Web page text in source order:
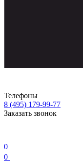
Телефоны
8 (495) 179-99-77
Заказать звонок
0
0